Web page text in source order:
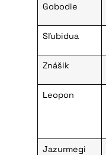
Gobodie
Sľubidua
Znášik
Leopon
Jazurmegi